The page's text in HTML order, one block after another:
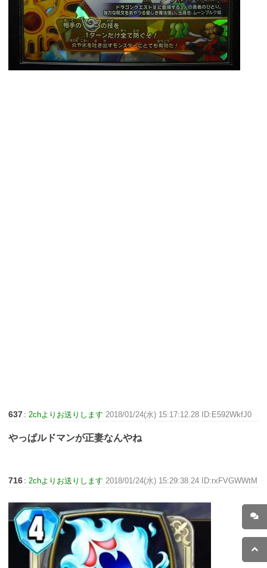
637 :2chよりお送りします 2018/01/24(水) 15:17:12.28 ID:E592WkfJ0
やっぱルドマンが正妻なんやね
716 :2chよりお送りします 2018/01/24(水) 15:29:38.24 ID:rxFVGWWtM